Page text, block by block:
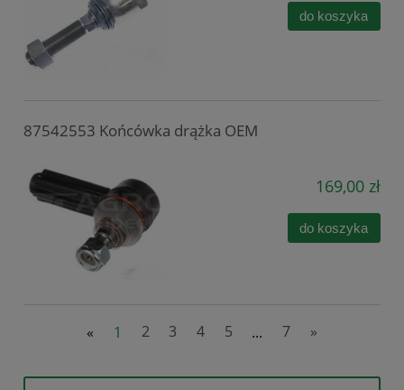
do koszyka
87542553 Końcówka drążka OEM
169,00 zł
do koszyka
« 1 2 3 4 5 ... 7 »